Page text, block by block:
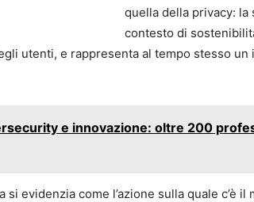
quella della privacy: la
contesto di
utenti, e rappresenta al tempo stesso
e innovazione: oltre 200
evidenzia come l’azione sulla quale c’è il